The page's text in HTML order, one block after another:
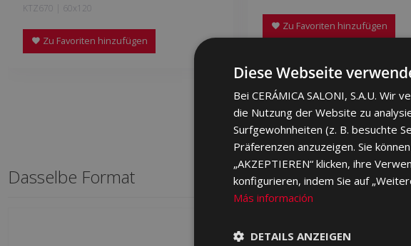
KTZ670 | 60x120
Zu Favoriten hinzufügen
Zu Favoriten hinzufügen
Dasselbe Format
Diese Webseite
Bei CERÁMICA SALONI, S.A.U.
die Nutzung der Website zu
Surfgewohnheiten (z. B. besuchte
Präferenzen anzuzeigen. Sie
„AKZEPTIEREN“ klicken, ihre
konfigurieren, indem Sie auf
Más información
DETAILS ANZEIGEN